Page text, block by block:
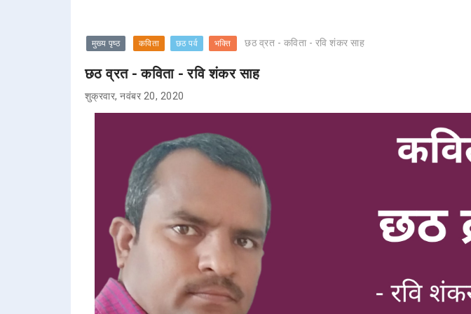
मुख्य पृष्ठ कविता छठ पर्व भक्ति छठ व्रत - कविता - रवि शंकर साह
छठ व्रत - कविता - रवि शंकर साह
शुक्रवार, नवंबर 20, 2020